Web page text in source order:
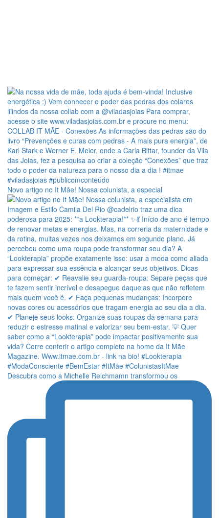
Novo artigo no It Mãe! Nossa colunista, a especial
Descubra como a Michelle Reichmamn transformou os